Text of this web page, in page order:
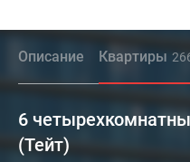
Описание Квартиры
6
(Тейт)